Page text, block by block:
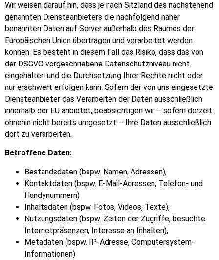
Wir weisen darauf hin, dass je nach Sitzland des nachstehend
genannten Diensteanbieters die nachfolgend näher
benannten Daten auf Server außerhalb des Raumes der
Europäischen Union übertragen und verarbeitet werden
können. Es besteht in diesem Fall das Risiko, dass das von
der DSGVO vorgeschriebene Datenschutzniveau nicht
eingehalten und die Durchsetzung Ihrer Rechte nicht oder
nur erschwert erfolgen kann. Sofern der von uns eingesetzte
Diensteanbieter das Verarbeiten der Daten ausschließlich
innerhalb der EU anbietet, beabsichtigen wir – sofern derzeit
ohnehin nicht bereits umgesetzt – Ihre Daten ausschließlich
dort zu verarbeiten.
Betroffene Daten:
Bestandsdaten (bspw. Namen, Adressen),
Kontaktdaten (bspw. E-Mail-Adressen, Telefon- und
Handynummern)
Inhaltsdaten (bspw. Fotos, Videos, Texte),
Nutzungsdaten (bspw. Zeiten der Zugriffe, besuchte
Internetpräsenzen, Interesse an Inhalten),
Metadaten (bspw. IP-Adresse, Computersystem-
Informationen)